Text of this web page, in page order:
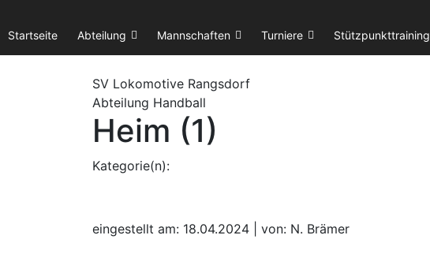
Startseite Abteilung Mannschaften Turniere Stützpunkttraining
SV Lokomotive Rangsdorf
Abteilung Handball
Heim (1)
Kategorie(n):
eingestellt am: 18.04.2024 | von: N. Brämer